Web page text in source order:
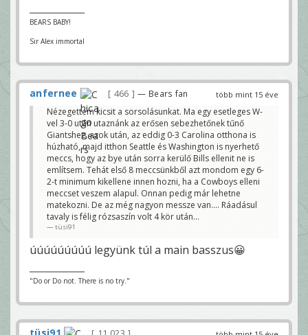
BEARS BABY!
Sir Alex immortal
több mint 15 éve
anfernee 466 — Bears fan
Nézegettem kicsit a sorsolásunkat. Ma egy esetleges W-
vel 3-0 után utaznánk az erősen sebezhetőnek tűnő
Giantshez, azok után, az eddig 0-3 Carolina otthona is
húzható, majd itthon Seattle és Washington is nyerhető
meccs, hogy az bye után sorra kerülő Bills ellenit ne is
említsem. Tehát első 8 meccsünkből azt mondom egy 6-
2-t minimum kikellene innen hozni, ha a Cowboys elleni
meccset veszem alapul. Onnan pedig már lehetne
matekozni. De az még nagyon messze van.... Ráadásul
tavaly is félig rózsaszín volt 4 kör után...
tüsi91
úúúúúúúúú legyünk túl a main basszus😀
"Do or Do not. There is no try."
tüsi91